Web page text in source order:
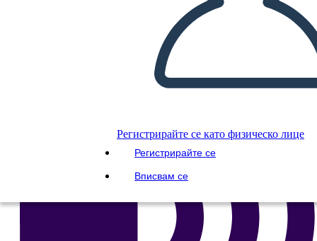
Регистрирайте се като физическо лице
Регистрирайте се
Вписвам се
ПУСКАНЕ НА СЛАЙДШОУ
ЧЕТИ МИ